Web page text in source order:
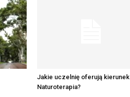
Jakie uczelnię oferują kierunek
Naturoterapia?